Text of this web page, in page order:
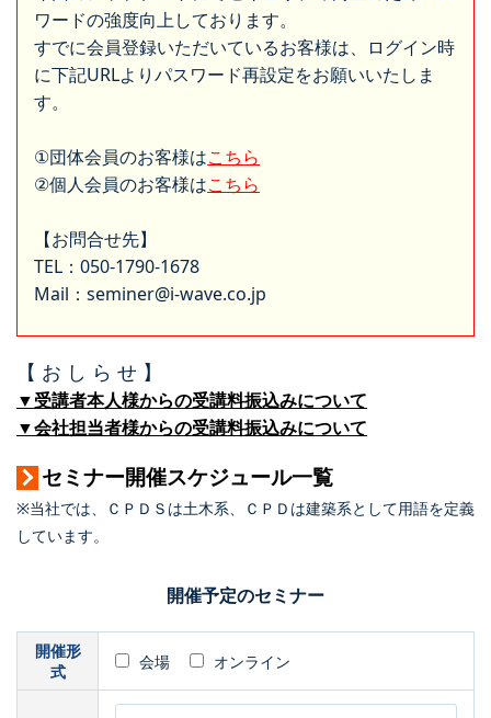
ワードの強度向上しております。
すでに会員登録いただいているお客様は、ログイン時
に下記URLよりパスワード再設定をお願いいたしま
す。
①団体会員のお客様はこちら
②個人会員のお客様はこちら
【お問合せ先】
TEL：050-1790-1678
Mail：seminer@i-wave.co.jp
【 お し ら せ 】
▼受講者本人様からの受講料振込みについて
▼会社担当者様からの受講料振込みについて
セミナー開催スケジュール一覧
※当社では、ＣＰＤＳは土木系、ＣＰＤは建築系として用語を定義
しています。
開催予定のセミナー
開催形
式
会場 オンライン